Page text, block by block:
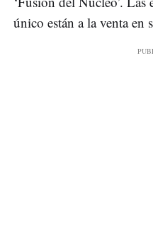
único están a la venta en